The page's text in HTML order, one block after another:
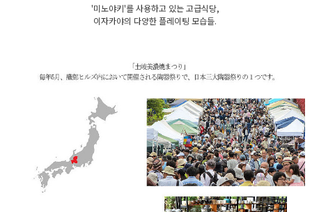
'미노야키'를 사용하고 있는 고급식당,
이자카야의 다양한 플레이팅 모습들.